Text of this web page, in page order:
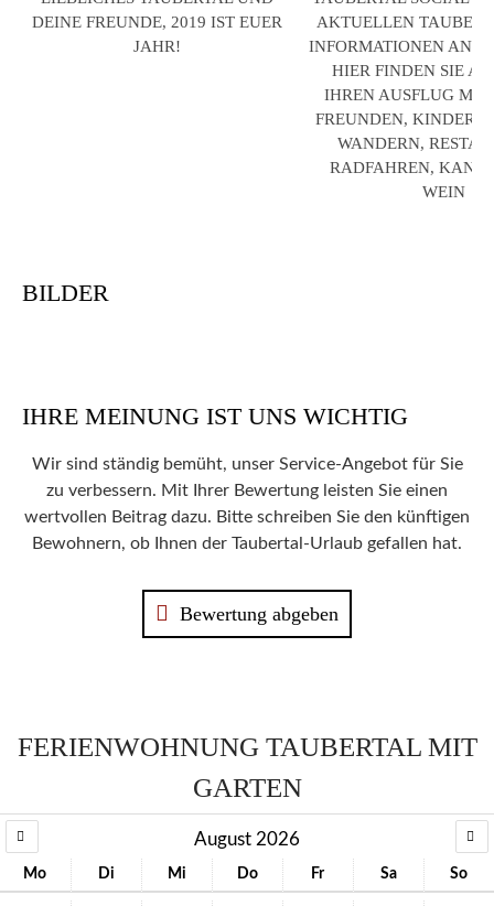
DEINE FREUNDE, 2019 IST EUER
JAHR!
AKTUELLEN
INFORMATIONEN AN
HIER FINDEN SIE
IHREN AUSFLUG
FREUNDEN,
WANDERN,
RADFAHREN,
WEIN
BILDER
IHRE MEINUNG IST UNS WICHTIG
Wir sind ständig bemüht, unser Service-Angebot für Sie
zu verbessern. Mit Ihrer Bewertung leisten Sie einen
wertvollen Beitrag dazu. Bitte schreiben Sie den künftigen
Bewohnern, ob Ihnen der Taubertal-Urlaub gefallen hat.
Bewertung abgeben
FERIENWOHNUNG TAUBERTAL MIT
GARTEN
August 2026
Mo Di Mi Do Fr Sa So